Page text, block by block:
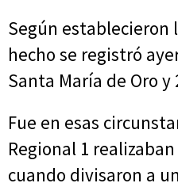
Según
hecho se registró
Santa María de Oro
Fue en esas
Regional 1
cuando divisaron a